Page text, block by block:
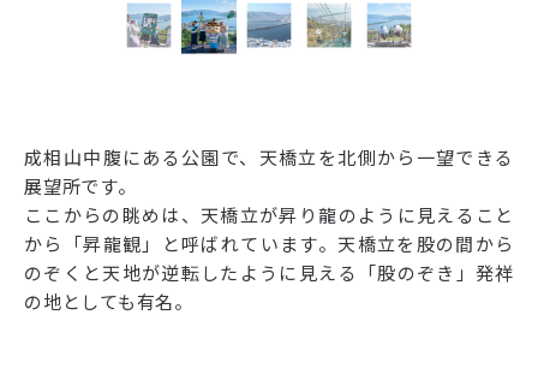
成相山中腹にある公園で、天橋立を北側から一望できる
展望所です。
ここからの眺めは、天橋立が昇り龍のように見えること
から「昇龍観」と呼ばれています。天橋立を股の間から
のぞくと天地が逆転したように見える「股のぞき」発祥
の地としても有名。